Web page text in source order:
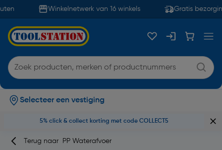
Winkelnetwerk van 16 winkels Gratis
Selecteer een vestiging
5% click & collect korting met code COLLECT5
Terug naar PP Waterafvoer